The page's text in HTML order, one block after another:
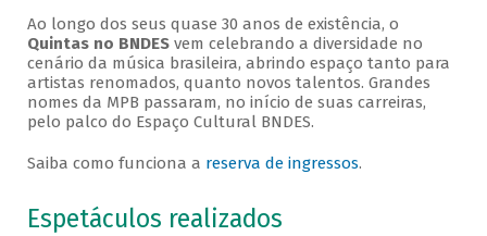
Ao longo dos seus quase 30 anos de existência, o
Quintas no BNDESvem celebrando a diversidade no
cenário da música brasileira, abrindo espaço tanto para
artistas renomados, quanto novos talentos. Grandes
nomes da MPB passaram, no início de suas carreiras,
pelo palco do Espaço Cultural BNDES.
Saiba como funciona a reserva de ingressos.
Espetáculos realizados